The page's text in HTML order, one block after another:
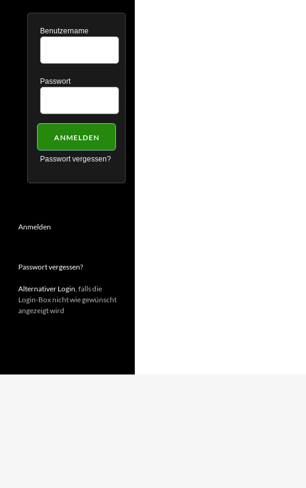
Benutzername
Passwort
Passwort vergessen?
Anmelden
Passwort vergessen?
Alternativer Login, falls die
Login-Box nicht wie gewünscht
angezeigt wird